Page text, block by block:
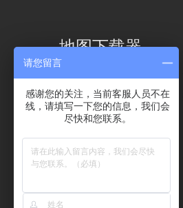
地图下载器
影像下载
矢量下载
高程下载
矢量导入
影像导出
请您留言
感谢您的关注，当前客服人员不在
线，请填写一下您的信息，我们会
尽快和您联系。